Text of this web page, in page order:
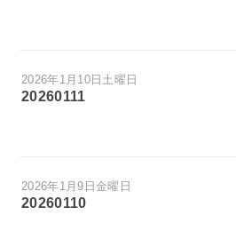
2026年1月10日土曜日
20260111
2026年1月9日金曜日
20260110